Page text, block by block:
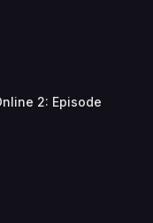
2: Episode